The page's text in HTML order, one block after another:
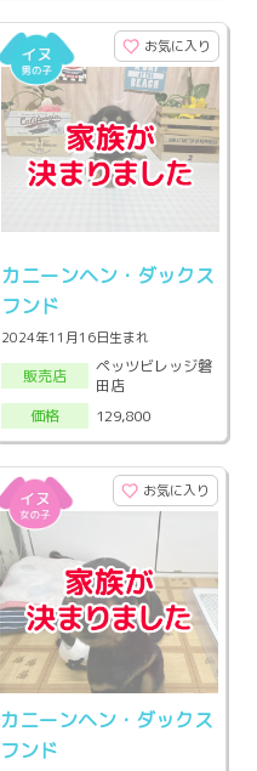
お気に入り
カニーンヘン・ダックス
フンド
2024年11月16日生まれ
販売店
ペッツビレッジ磐
田店
価格
129,800
お気に入り
カニーンヘン・ダックス
フンド